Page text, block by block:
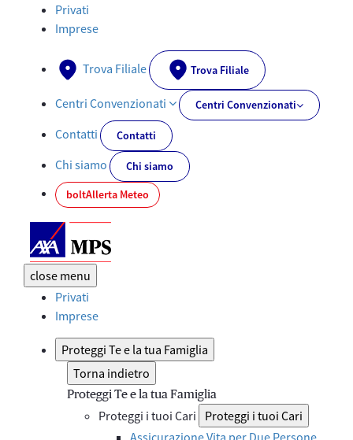
Documenti PRIIPs - AXA-MPS.IT
Privati
Imprese
Trova Filiale Trova Filiale
Centri Convenzionati Centri Convenzionati
Contatti Contatti
Chi siamo
Chi siamo
boltAllerta Meteo
close menu
Privati
Imprese
Proteggi Te e la tua Famiglia
Torna indietro
Proteggi Te e la tua Famiglia
Proteggi i tuoi Cari
Proteggi i tuoi Cari
Assicurazione Vita per Due Persone